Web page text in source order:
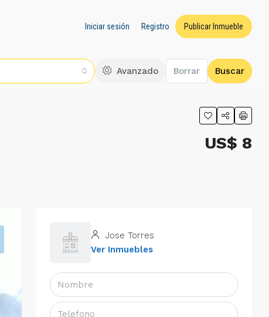
Iniciar sesión Registro Publicar Inmueble
Avanzado Borrar Buscar
US$ 8
Jose Torres
Ver Inmuebles